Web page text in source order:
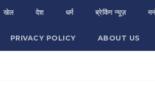
खेल देश धर्म ब्रेकिंग न्यूज़
PRIVACY POLICY ABOUT US